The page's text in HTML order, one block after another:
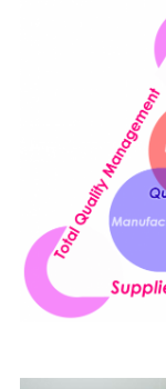
DEMANDEZ
CITATION
PLAN
DU